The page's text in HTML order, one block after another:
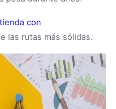
con
las rutas más sólidas.